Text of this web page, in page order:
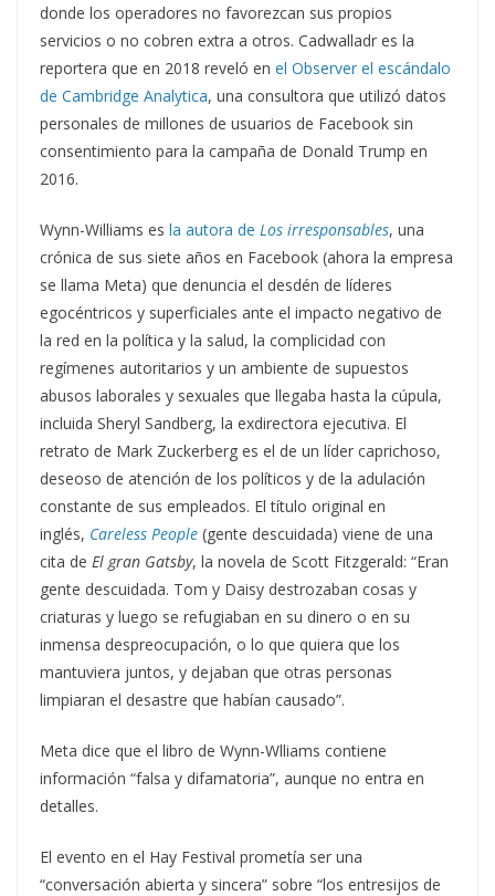
donde los operadores no favorezcan sus propios
servicios o no cobren extra a otros. Cadwalladr es la
reportera que en 2018 reveló en el Observer el escándalo
de Cambridge Analytica, una consultora que utilizó datos
personales de millones de usuarios de Facebook sin
consentimiento para la campaña de Donald Trump en
2016.
Wynn-Williams es la autora de Los irresponsables, una
crónica de sus siete años en Facebook (ahora la empresa
se llama Meta) que denuncia el desdén de líderes
egocéntricos y superficiales ante el impacto negativo de
la red en la política y la salud, la complicidad con
regímenes autoritarios y un ambiente de supuestos
abusos laborales y sexuales que llegaba hasta la cúpula,
incluida Sheryl Sandberg, la exdirectora ejecutiva. El
retrato de Mark Zuckerberg es el de un líder caprichoso,
deseoso de atención de los políticos y de la adulación
constante de sus empleados. El título original en
inglés, Careless People (gente descuidada) viene de una
cita de El gran Gatsby, la novela de Scott Fitzgerald: “Eran
gente descuidada. Tom y Daisy destrozaban cosas y
criaturas y luego se refugiaban en su dinero o en su
inmensa despreocupación, o lo que quiera que los
mantuviera juntos, y dejaban que otras personas
limpiaran el desastre que habían causado”.
Meta dice que el libro de Wynn-Wlliams contiene
información “falsa y difamatoria”, aunque no entra en
detalles.
El evento en el Hay Festival prometía ser una
“conversación abierta y sincera” sobre “los entresijos de